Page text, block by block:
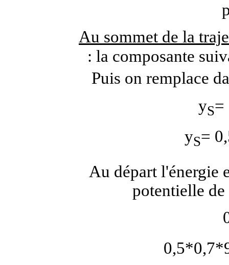
Au sommet de la
: la composante
Puis on remplace
yS=
yS=
Au départ l'énergie
potentielle